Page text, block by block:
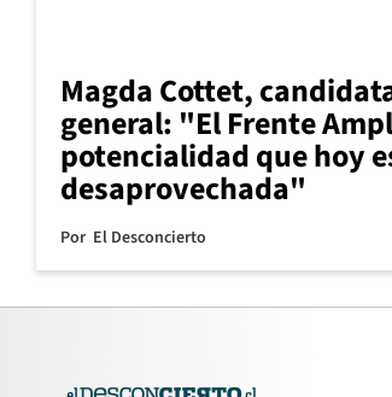
Magda Cottet,
general: "El Frente
potencialidad que hoy
desaprovechada"
Por El Desconcierto